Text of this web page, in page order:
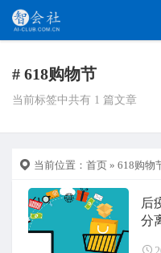
# 618购物节
当前标签中共有 1 篇文章
当前位置： 首页 » 618购物
后
分